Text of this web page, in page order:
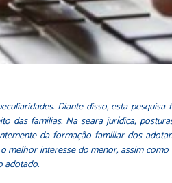
Diante disso, esta
das famílias. Na seara jurídica,
da formação familiar dos
melhor interesse do menor, assim
adotado.